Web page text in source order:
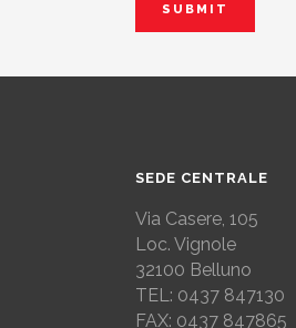
SEDE CENTRALE
Via Casere, 105
Loc. Vignole
32100 Belluno
TEL: 0437 847130
FAX: 0437 847865